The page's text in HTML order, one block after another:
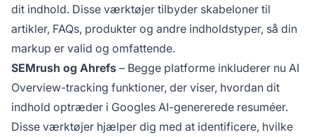
dit indhold. Disse værktøjer tilbyder skabeloner til
artikler, FAQs, produkter og andre indholdstyper, så din
markup er valid og omfattende.
SEMrush og Ahrefs – Begge platforme inkluderer nu AI
Overview-tracking funktioner, der viser, hvordan dit
indhold optræder i Googles AI-genererede resuméer.
Disse værktøjer hjælper dig med at identificere, hvilke